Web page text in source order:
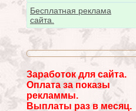
Бесплатная реклама
сайта.
Заработок для сайта.
Оплата за показы
рекламмы.
Выплаты раз в месяц.